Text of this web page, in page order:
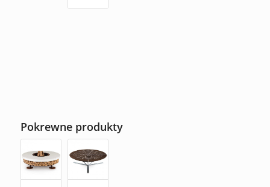
Pokrewne produkty